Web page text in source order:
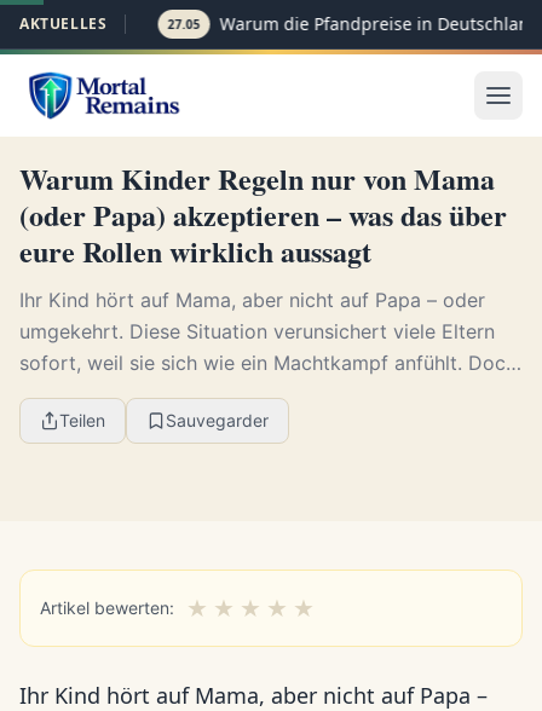
AKTUELLES 27.05 Warum die Pfandpreise in
Warum Kinder Regeln nur von Mama
(oder Papa) akzeptieren – was das über
eure Rollen wirklich aussagt
Ihr Kind hört auf Mama, aber nicht auf Papa – oder
umgekehrt. Diese Situation verunsichert viele Eltern
sofort, weil sie sich wie ein Machtkampf anfühlt. Doch
selektive Regelakzeptanz ist meist kein E...
Teilen Sauvegarder
Artikel bewerten: ★ ★ ★ ★ ★
Ihr Kind hört auf Mama, aber nicht auf Papa –